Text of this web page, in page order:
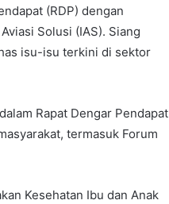
(RDP) dengan
Solusi (IAS). Siang
isu-isu terkini di sektor
Rapat Dengar Pendapat
termasuk Forum
Kesehatan Ibu dan Anak